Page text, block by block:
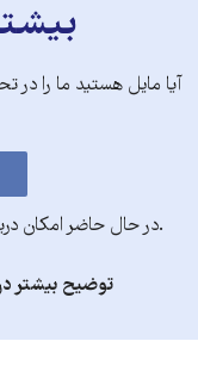
آیا مایل هستید ما را در
.در حال حاضر امکان
توضیح بیشتر